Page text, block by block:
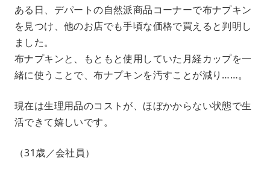
ある日、デパートの自然派商品コーナーで布ナプキン
を見つけ、他のお店でも手頃な価格で買えると判明し
ました。
布ナプキンと、もともと使用していた月経カップを一
緒に使うことで、布ナプキンを汚すことが減り……。
現在は生理用品のコストが、ほぼかからない状態で生
活できて嬉しいです。
（31歳／会社員）